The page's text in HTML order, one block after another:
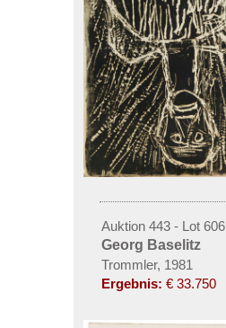
Auktion 443 - Lot 606
Georg Baselitz
Trommler, 1981
Ergebnis: € 33.750